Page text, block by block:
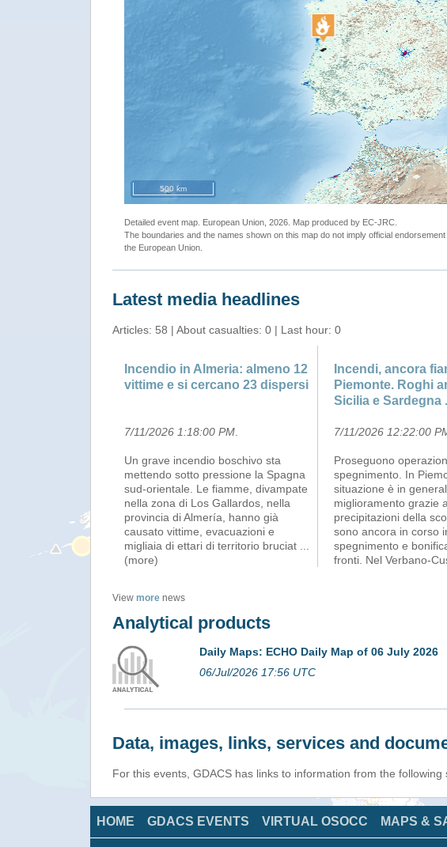
500 km
Detailed event map. European Union, 2026. Map produced by EC-JRC.
The boundaries and the names shown on this map do not imply official
the European Union.
Latest media headlines
Articles: 58 | About casualties: 0 | Last hour: 0
Incendio in Almeria: almeno 12
vittime e si cercano 23 dispersi
7/11/2026 1:18:00 PM
Un grave incendio boschivo sta
mettendo sotto pressione la Spagna
sud-orientale. Le fiamme, divampate
nella zona di Los Gallardos, nella
provincia di Almería, hanno già
causato vittime, evacuazioni e
migliaia di ettari di territorio bruciat
(more)
Incendi, ancora
Piemonte. Roghi
Sicilia e Sardegna
7/11/2026 12:22:00
Proseguono
spegnimento. In
situazione è in
miglioramento grazie
precipitazioni della
sono ancora in corso
spegnimento e
fronti. Nel Verbano-
View more news
Analytical products
Daily Maps: ECHO Daily Map of 06 July 2026
06/Jul/2026 17:56 UTC
Data, images, links, services and
For this events, GDACS has links to information from the
HOME GDACS EVENTS VIRTUAL OSOCC MAPS &